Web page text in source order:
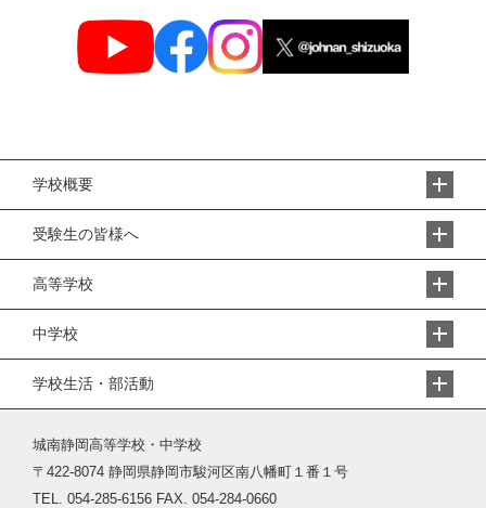
学校概要
受験生の皆様へ
高等学校
中学校
学校生活・部活動
城南静岡高等学校・中学校
〒422-8074 静岡県静岡市駿河区南八幡町１番１号
TEL. 054-285-6156 FAX. 054-284-0660